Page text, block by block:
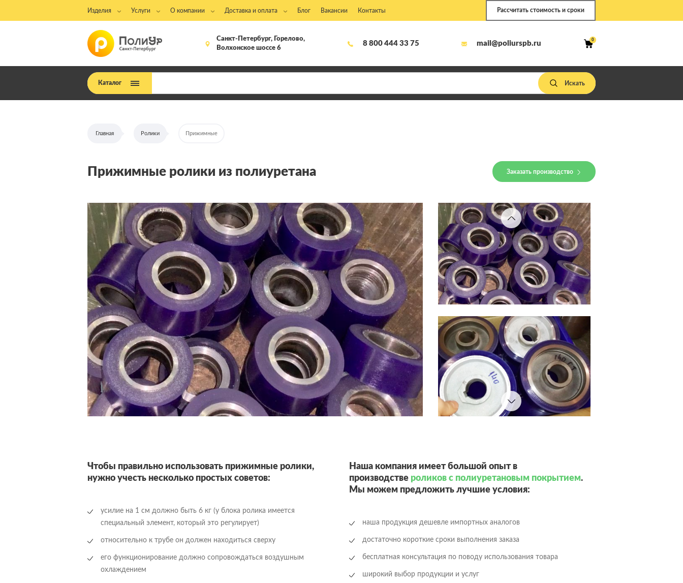
Рассчитать стоимость и сроки
Изделия Услуги О компании Доставка и оплата Блог Вакансии Контакты
Санкт-Петербург, Горелово,
Волхонское шоссе 6
8 800 444 33 75 mail@poliurspb.ru 0
Каталог
Главная Ролики Прижимные
Прижимные ролики из полиуретана Заказать производство
Чтобы правильно использовать прижимные ролики,
нужно учесть несколько простых советов:
усилие на 1 см должно быть 6 кг (у блока ролика имеется
специальный элемент, который это регулирует)
относительно к трубе он должен находиться сверху
его функционирование должно сопровождаться воздушным
охлаждением
Наша компания имеет большой опыт в
производстве роликов с полиуретановым покрытием.
Мы можем предложить лучшие условия:
наша продукция дешевле импортных аналогов
достаточно короткие сроки выполнения заказа
бесплатная консультация по поводу использования товара
широкий выбор продукции и услуг